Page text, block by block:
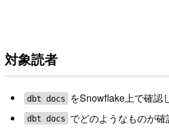
対象読者
dbt docs をSnowflake上で確認
dbt docs でどのようなものが